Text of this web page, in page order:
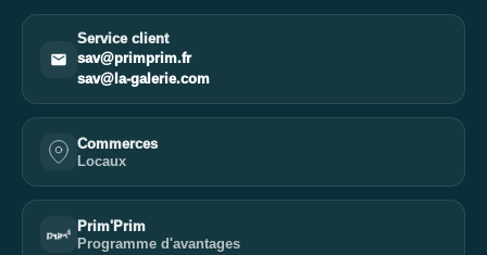
Service client
sav@primprim.fr
sav@la-galerie.com
Commerces
Locaux
Prim'Prim
Programme d'avantages